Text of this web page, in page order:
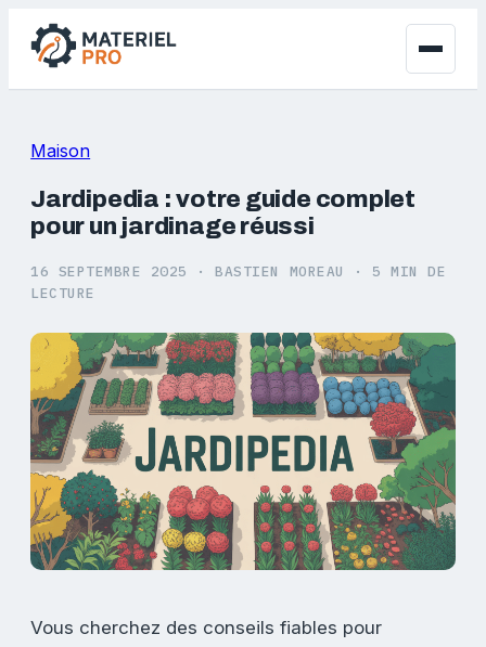
Maison
Jardipedia : votre guide complet
pour un jardinage réussi
16 SEPTEMBRE 2025 · BASTIEN MOREAU ·
5 MIN DE
LECTURE
Vous cherchez des conseils fiables pour